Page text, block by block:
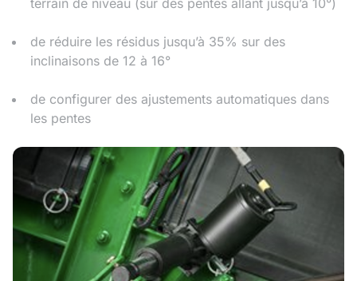
de réduire les résidus jusqu’à 35% sur des
inclinaisons de 12 à 16°
de configurer des ajustements automatiques dans
les pentes